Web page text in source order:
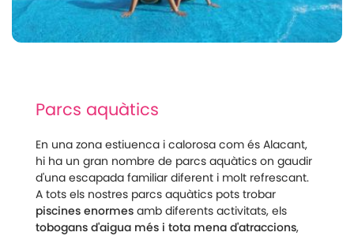
Parcs aquàtics
En una zona estiuenca i calorosa com és Alacant,
hi ha un gran nombre de parcs aquàtics on gaudir
d'una escapada familiar diferent i molt refrescant.
A tots els nostres parcs aquàtics pots trobar
piscines enormes amb diferents activitats, els
tobogans d'aigua més i tota mena d'atraccions,